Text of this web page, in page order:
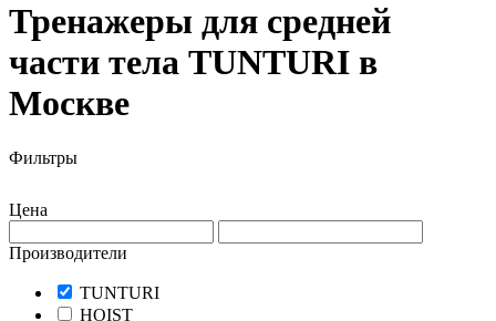
Тренажеры для средней
части тела TUNTURI в
Москве
Фильтры
Цена
Производители
TUNTURI
HOIST